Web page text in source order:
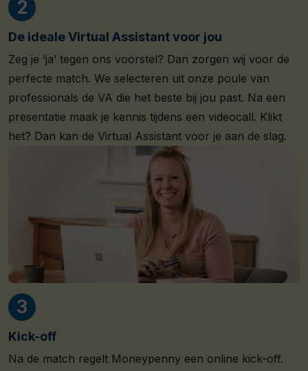
De ideale Virtual Assistant voor jou
Zeg je ‘ja’ tegen ons voorstel? Dan zorgen wij voor de
perfecte match. We selecteren uit onze poule van
professionals de VA die het beste bij jou past. Na een
presentatie maak je kennis tijdens een videocall. Klikt
het? Dan kan de Virtual Assistant voor je aan de slag.
Kick-off
Na de match regelt Moneypenny een online kick-off.